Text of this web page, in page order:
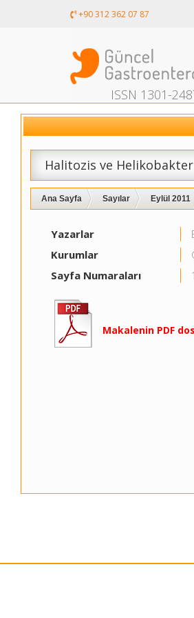
+90 312 362 07 87
ISSN 1301-
Halitozis ve
Ana Sayfa Sayılar Eylül 2011
Yazarlar
Kurumlar
Sayfa Numaraları
Makalenin PDF